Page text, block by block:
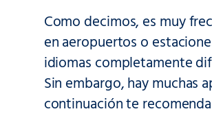
Como decimos, es muy
en aeropuertos o
idiomas completamente
Sin embargo, hay muchas
continuación te